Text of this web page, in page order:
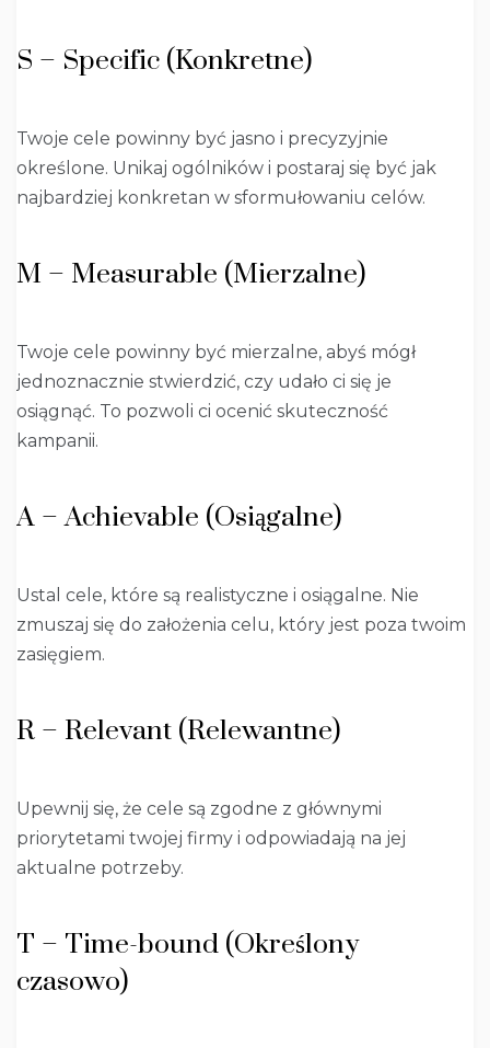
S – Specific (Konkretne)
Twoje cele powinny być jasno i precyzyjnie
określone. Unikaj ogólników i postaraj się być jak
najbardziej konkretan w sformułowaniu celów.
M – Measurable (Mierzalne)
Twoje cele powinny być mierzalne, abyś mógł
jednoznacznie stwierdzić, czy udało ci się je
osiągnąć. To pozwoli ci ocenić skuteczność
kampanii.
A – Achievable (Osiągalne)
Ustal cele, które są realistyczne i osiągalne. Nie
zmuszaj się do założenia celu, który jest poza twoim
zasięgiem.
R – Relevant (Relewantne)
Upewnij się, że cele są zgodne z głównymi
priorytetami twojej firmy i odpowiadają na jej
aktualne potrzeby.
T – Time-bound (Określony
czasowo)